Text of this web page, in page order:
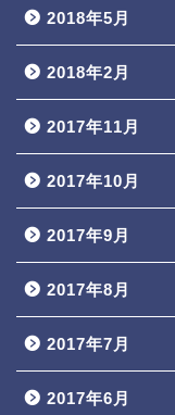
2018年5月
2018年2月
2017年11月
2017年10月
2017年9月
2017年8月
2017年7月
2017年6月